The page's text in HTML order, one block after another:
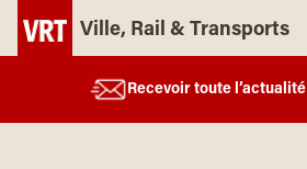
Ville, Rail & Transports
Recevoir toute